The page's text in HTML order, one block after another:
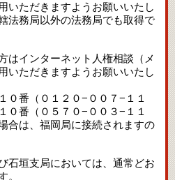
いただきますようお願いいたし
法務局以外の法務局でも取得で
はインターネット人権相談（メ
いただきますようお願いいたし
番（０１２０−００７−１１
０番（０５７０−００３−１１
合は、福岡局に接続されますの
石垣支局においては、通常どお
。